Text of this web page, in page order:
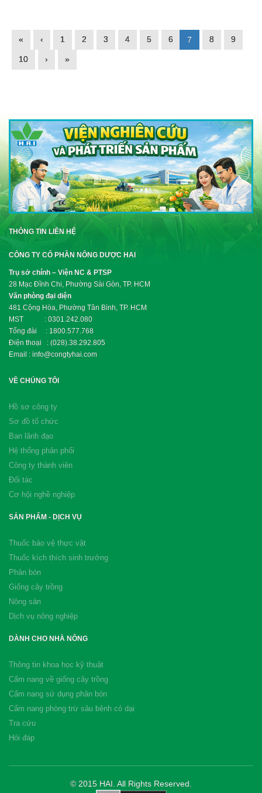
« ‹ 1 2 3 4 5 6 7 8 9
10 › »
THÔNG TIN LIÊN HỆ
CÔNG TY CỔ PHẦN NÔNG DƯỢC HAI
Trụ sở chính – Viện NC & PTSP
28 Mạc Đĩnh Chi, Phường Sài Gòn, TP. HCM
Văn phòng đại diện
481 Cộng Hòa, Phường Tân Bình, TP. HCM
MST : 0301.242.080
Tổng đài : 1800.577.768
Điện thoại : (028).38.292.805
Email : info@congtyhai.com
VỀ CHÚNG TÔI
Hồ sơ công ty
Sơ đồ tổ chức
Ban lãnh đạo
Hệ thống phân phối
Công ty thành viên
Đối tác
Cơ hội nghề nghiệp
SẢN PHẨM - DỊCH VỤ
Thuốc bảo vệ thực vật
Thuốc kích thích sinh trưởng
Phân bón
Giống cây trồng
Nông sản
Dịch vụ nông nghiệp
DÀNH CHO NHÀ NÔNG
Thông tin khoa học kỹ thuật
Cẩm nang về giống cây trồng
Cẩm nang sử dụng phân bón
Cẩm nang phòng trừ sâu bệnh cỏ dại
Tra cứu
Hỏi đáp
© 2015 HAI. All Rights Reserved.